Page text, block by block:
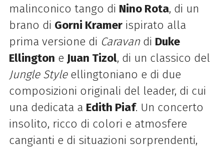
malinconico tango di Nino Rota, di un
brano di Gorni Kramerispirato alla
prima versione di Caravan di Duke
Ellington e Juan Tizol, di un classico del
Jungle Styleellingtoniano e di due
composizioni originali del leader, di cui
una dedicata a Edith Piaf. Un concerto
insolito, ricco di colori e atmosfere
cangianti e di situazioni sorprendenti,